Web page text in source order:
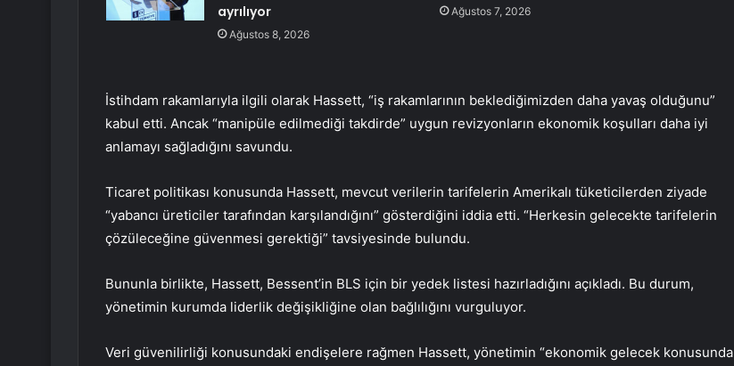
ayrılıyor
Ağustos 8, 2026
Ağustos 7, 2026
İstihdam rakamlarıyla ilgili olarak Hassett, “iş rakamlarının beklediğimizden daha yavaş olduğunu”
kabul etti. Ancak “manipüle edilmediği takdirde” uygun revizyonların ekonomik koşulları daha iyi
anlamayı sağladığını savundu.
Ticaret politikası konusunda Hassett, mevcut verilerin tarifelerin Amerikalı tüketicilerden ziyade
“yabancı üreticiler tarafından karşılandığını” gösterdiğini iddia etti. “Herkesin gelecekte tarifelerin
çözüleceğine güvenmesi gerektiği” tavsiyesinde bulundu.
Bununla birlikte, Hassett, Bessent’in BLS için bir yedek listesi hazırladığını açıkladı. Bu durum,
yönetimin kurumda liderlik değişikliğine olan bağlılığını vurguluyor.
Veri güvenilirliği konusundaki endişelere rağmen Hassett, yönetimin “ekonomik gelecek konusunda